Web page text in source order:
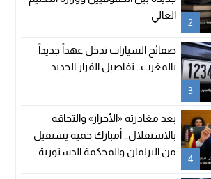
2
العالي
3
صفائح السيارات تدخل عهداً جديداً
بالمغرب.. تفاصيل القرار الجديد
4
بعد مغادرته «الأحرار» والتحاقه
بالاستقلال.. أمبارك حمية يستقيل
من البرلمان والمحكمة الدستورية